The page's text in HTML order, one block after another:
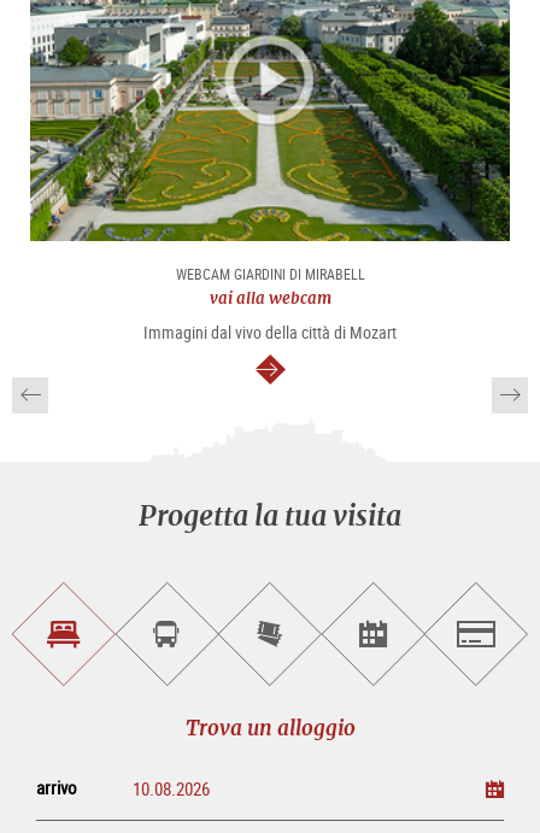
WEBCAM GIARDINI DI MIRABELL
vai alla webcam
Immagini dal vivo della città di Mozart
segue
Progetta la tua visita
Trova
un
alloggio
Prenota
un
sightseeing
Compra
biglietti
Trova
gli
eventi
Trova un alloggio
arrivo